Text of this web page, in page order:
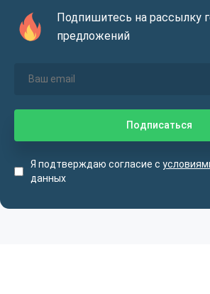
Подпишитесь на рассылку
предложений
Я подтверждаю согласие с
данных